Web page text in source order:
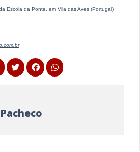
Escola da Ponte, em Vila das Aves (Portugal)